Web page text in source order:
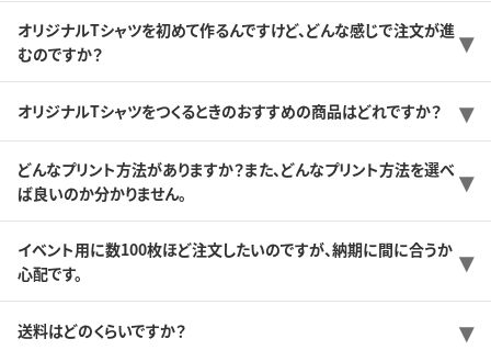
オリジナルTシャツを初めて作るんですけど、どんな感じで注文が進
むのですか？
オリジナルTシャツをつくるときのおすすめの商品はどれですか？
どんなプリント方法がありますか？また、どんなプリント方法を選べ
ば良いのか分かりません。
イベント用に数100枚ほど注文したいのですが、納期に間に合うか
心配です。
送料はどのくらいですか？